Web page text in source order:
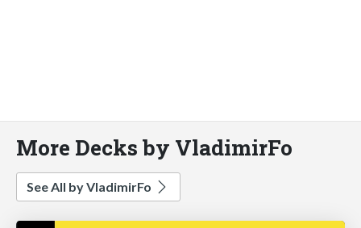
More Decks by VladimirFo
See All by VladimirFo